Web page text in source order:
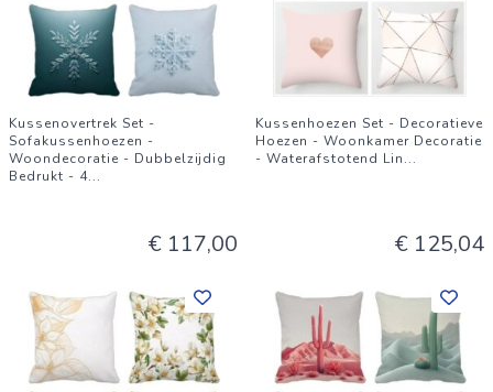
Kussenovertrek Set -
Sofakussenhoezen -
Woondecoratie - Dubbelzijdig
Bedrukt - 4...
€ 117,00
Kussenhoezen Set - Decoratieve
Hoezen - Woonkamer Decoratie
- Waterafstotend Lin...
€ 125,04